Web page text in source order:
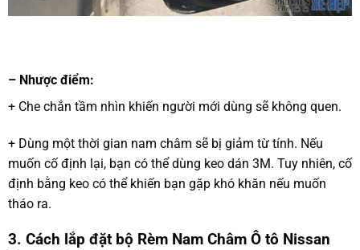
– Nhược điểm:
+ Che chắn tầm nhìn khiến người mới dùng sẽ không quen.
+ Dùng một thời gian nam châm sẽ bị giảm từ tính. Nếu
muốn cố định lại, bạn có thể dùng keo dán 3M. Tuy nhiên, cố
định bằng keo có thể khiến bạn gặp khó khăn nếu muốn
tháo ra.
3. Cách lắp đặt bộ Rèm Nam Châm Ô tô Nissan